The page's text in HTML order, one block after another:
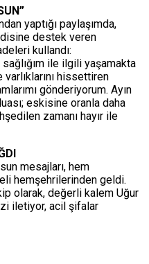
yaptığı paylaşımda,
destek veren
kullandı:
ile ilgili yaşamakta
varlıklarını hissettiren
gönderiyorum. Ayın
eskisine oranla daha
zamanı hayır ile
mesajları, hem
hemşehrilerinden geldi.
olarak, değerli kalem Uğur
iletiyor, acil şifalar